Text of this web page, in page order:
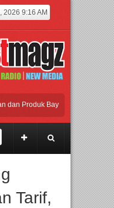
2026 9:16 AM
Bayi dari Seluruh Dunia,
Gifts dan Housewares Asia
BIRKENSTOCK INDONESIA
Bayi dari Seluruh Dunia,
Tarif,